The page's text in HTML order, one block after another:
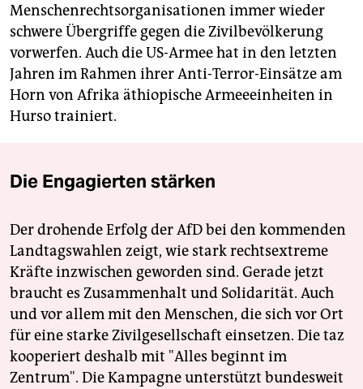
Menschenrechtsorganisationen immer wieder
schwere Übergriffe gegen die Zivilbevölkerung
vorwerfen. Auch die US-Armee hat in den letzten
Jahren im Rahmen ihrer Anti-Terror-Einsätze am
Horn von Afrika äthiopische Armeeeinheiten in
Hurso trainiert.
Die Engagierten stärken
Der drohende Erfolg der AfD bei den kommenden
Landtagswahlen zeigt, wie stark rechtsextreme
Kräfte inzwischen geworden sind. Gerade jetzt
braucht es Zusammenhalt und Solidarität. Auch
und vor allem mit den Menschen, die sich vor Ort
für eine starke Zivilgesellschaft einsetzen. Die taz
kooperiert deshalb mit "Alles beginnt im
Zentrum". Die Kampagne unterstützt bundesweit